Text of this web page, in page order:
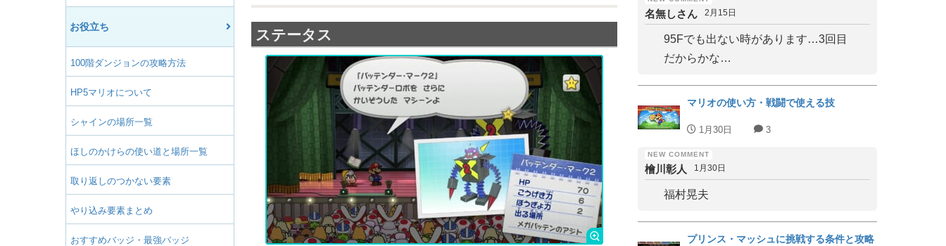
お役立ち
100階ダンジョンの攻略方法
HP5マリオについて
シャインの場所一覧
ほしのかけらの使い道と場所一覧
取り返しのつかない要素
やり込み要素まとめ
おすすめバッジ・最強バッジ
ステータス
名無しさん 2月15日
95Fでも出ない時があります…3回目
だからかな…
マリオの使い方・戦闘で使える技
1月30日 3
檜川彰人 1月30日
福村晃夫
プリンス・マッシュに挑戦する条件と攻略